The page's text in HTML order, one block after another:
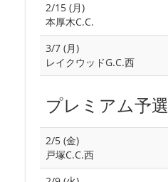
2/15 (月)
本厚木C.C.
3/7 (月)
レイクウッドG.C.西
プレミアム予選
2/5 (金)
戸塚C.C.西